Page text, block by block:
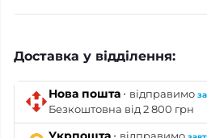
Доставка у відділення:
Нова пошта · відправимо
Безкоштовна від 2 800 грн
· відправимо